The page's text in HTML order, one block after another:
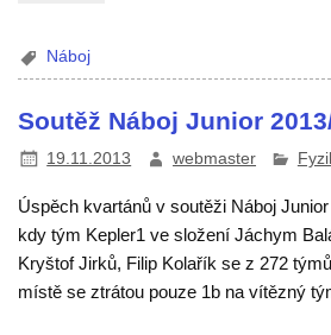
Náboj
Soutěž Náboj Junior
19.11.2013 webmaster
Úspěch kvartánů v soutěži Náboj
kdy tým Kepler1 ve složení Jáchym
Kryštof Jirků, Filip Kolařík se z 272
místě se ztrátou pouze 1b na vítězný